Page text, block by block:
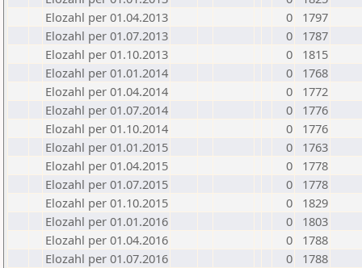
Elozahl per 01.04.2013
0
1797
Elozahl per 01.07.2013
0
1787
Elozahl per 01.10.2013
0
1815
Elozahl per 01.01.2014
0
1768
Elozahl per 01.04.2014
0
1772
Elozahl per 01.07.2014
0
1776
Elozahl per 01.10.2014
0
1776
Elozahl per 01.01.2015
0
1763
Elozahl per 01.04.2015
0
1778
Elozahl per 01.07.2015
0
1778
Elozahl per 01.10.2015
0
1829
Elozahl per 01.01.2016
0
1803
Elozahl per 01.04.2016
0
1788
Elozahl per 01.07.2016
0
1788